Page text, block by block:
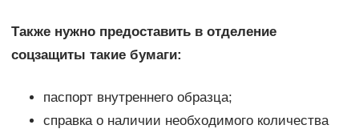
Также нужно предоставить в отделение
соцзащиты такие бумаги:
паспорт внутреннего образца;
справка о наличии необходимого количества